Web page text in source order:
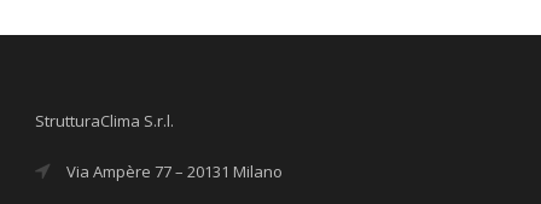
StrutturaClima S.r.l.
Via Ampère 77 – 20131 Milano